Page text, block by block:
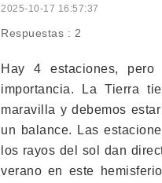
2025-10-17 16:57:37
Respuestas : 2
Hay 4 estaciones,
importancia. La Tierra
maravilla y debemos
un balance. Las
los rayos del sol dan
verano en este